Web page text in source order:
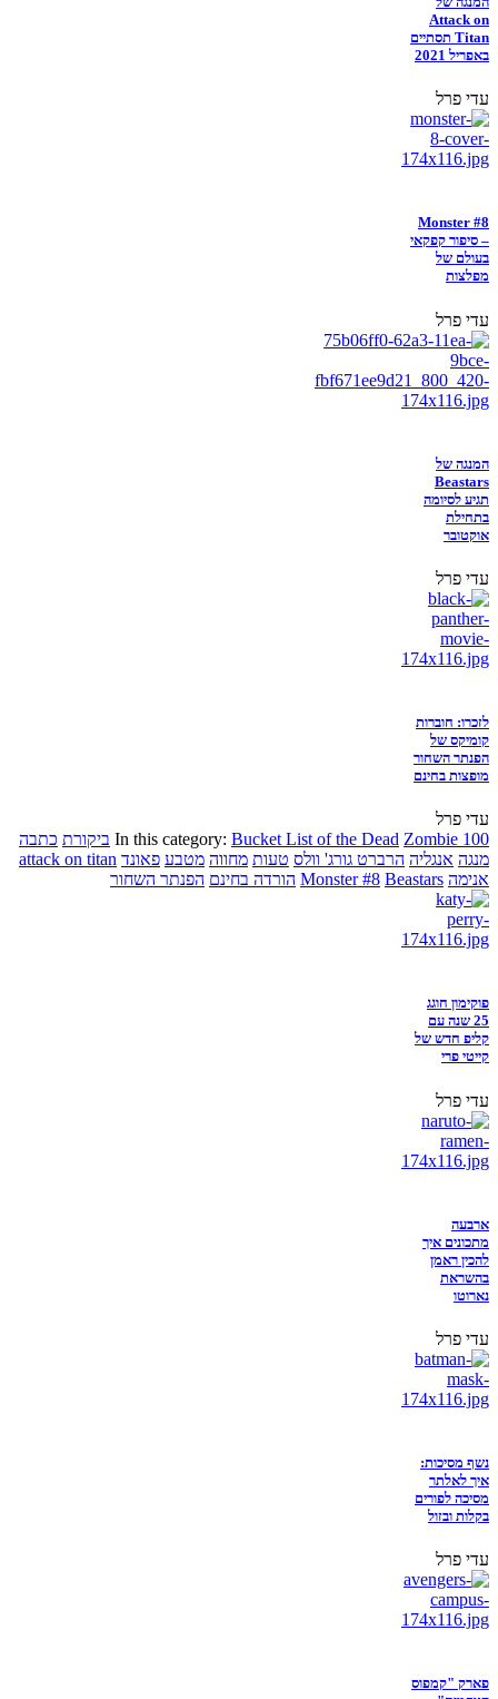
Attack on
Titan תסתיים
באפריל 2021
עדי פרל
Monster #8
– סיפור קפקאי
בעולם של
מפלצות
עדי פרל
המנגה של
Beastars
תגיע לסיומה
בתחילת
אוקטובר
עדי פרל
לזכרו: חוברות
קומיקס של
הפנתר השחור
מופצות בחינם
עדי פרל
In this category: Bucket List of the Dead Zombie 100 ביקורת כתבה
מנגה אנגליה הרברט גורג' וולס טעות מחווה מטבע פאונד attack on titan
אנימה
Monster #8 Beastars הורדה בחינם הפנתר השחור
פוקימון חוגג
25 שנה עם
קליפ חדש של
קייטי פרי
עדי פרל
ארבעה
מתכונים איך
להכין ראמן
בהשראת
נארוטו
עדי פרל
נשף מסיכות:
איך לאלתר
מסיכה לפורים
בקלות ובזול
עדי פרל
פארק "קמפוס